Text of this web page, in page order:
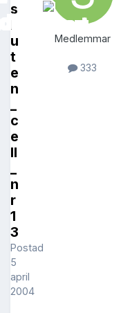
s
l
u
t
e
n
_
c
e
ll
_
n
r
1
3
Postad
5
april
2004
Medlemmar
333